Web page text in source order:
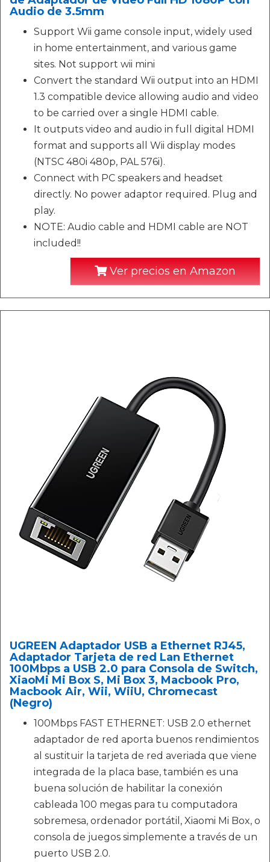
Audio de 3.5mm
Support Wii game console input, widely used
in home entertainment, and various game
sites. Not support wii mini
Convert the standard Wii output into an HDMI
1.3 compatible device allowing audio and video
to be carried over a single HDMI cable.
It outputs video and audio in full digital HDMI
format and supports all Wii display modes
(NTSC 480i 480p, PAL 576i).
Connect with PC speakers and headset
directly. No power adaptor required. Plug and
play.
NOTE: Audio cable and HDMI cable are NOT
included!!
Ver precios en Amazon
UGREEN Adaptador USB a Ethernet RJ45,
Adaptador Tarjeta de red Lan Ethernet
100Mbps a USB 2.0 para Consola de Switch,
XiaoMi Mi Box S, Mi Box 3, Macbook Pro,
Macbook Air, Wii, WiiU, Chromecast
(Negro)
100Mbps FAST ETHERNET: USB 2.0 ethernet
adaptador de red aporta buenos rendimientos
al sustituir la tarjeta de red averiada que viene
integrada de la placa base, también es una
buena solución de habilitar la conexión
cableada 100 megas para tu computadora
sobremesa, ordenador portátil, Xiaomi Mi Box, o
consola de juegos simplemente a través de un
puerto USB 2.0.